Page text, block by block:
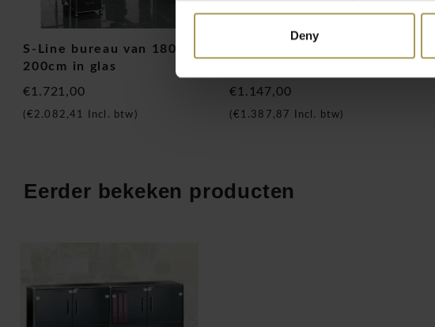
Deny
S-Line bureau van 180 en
200cm in glas
€1.721,00
€2.082,41 Incl. btw)
€1.147,00
€1.387,87 Incl. btw)
Eerder bekeken producten